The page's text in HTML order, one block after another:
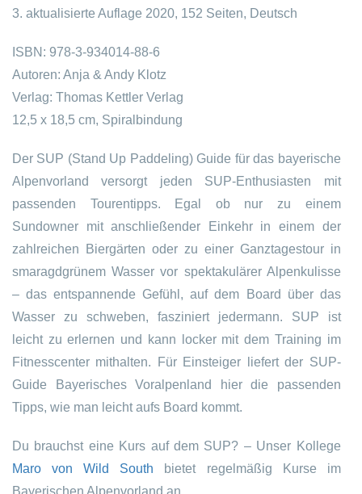
3. aktualisierte Auflage 2020, 152 Seiten, Deutsch
ISBN: 978-3-934014-88-6
Autoren: Anja & Andy Klotz
Verlag: Thomas Kettler Verlag
12,5 x 18,5 cm, Spiralbindung
Der SUP (Stand Up Paddeling) Guide für das bayerische
Alpenvorland versorgt jeden SUP-Enthusiasten mit
passenden Tourentipps. Egal ob nur zu einem
Sundowner mit anschließender Einkehr in einem der
zahlreichen Biergärten oder zu einer Ganztagestour in
smaragdgrünem Wasser vor spektakulärer Alpenkulisse
– das entspannende Gefühl, auf dem Board über das
Wasser zu schweben, fasziniert jedermann. SUP ist
leicht zu erlernen und kann locker mit dem Training im
Fitnesscenter mithalten. Für Einsteiger liefert der SUP-
Guide Bayerisches Voralpenland hier die passenden
Tipps, wie man leicht aufs Board kommt.
Du brauchst eine Kurs auf dem SUP? – Unser Kollege
Maro von Wild South bietet regelmäßig Kurse im
Bayerischen Alpenvorland an